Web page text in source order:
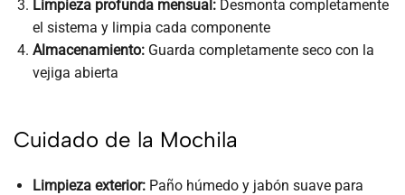
Limpieza profunda mensual:Desmonta completamente
el sistema y limpia cada componente
Almacenamiento:Guarda completamente seco con la
vejiga abierta
Cuidado de la Mochila
Limpieza exterior:Paño húmedo y jabón suave para